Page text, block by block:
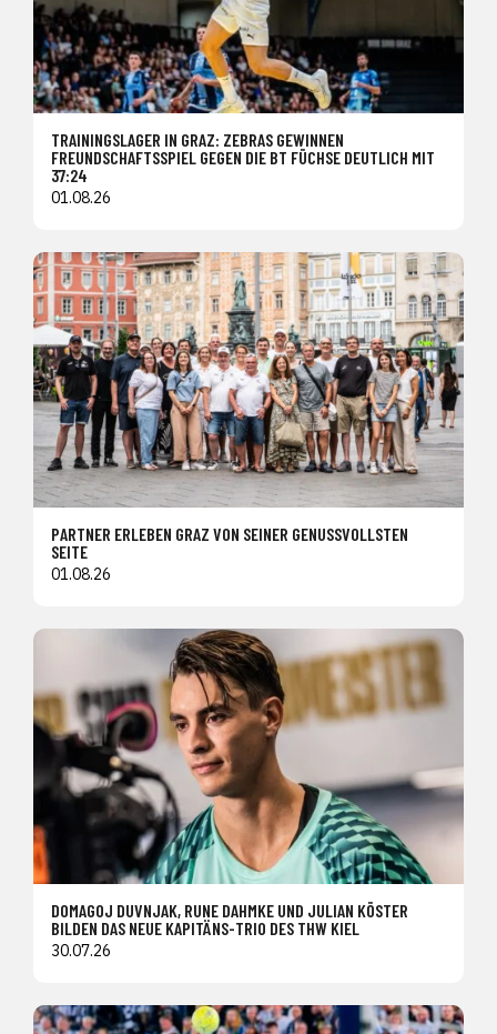
TRAININGSLAGER IN GRAZ: ZEBRAS GEWINNEN
FREUNDSCHAFTSSPIEL GEGEN DIE BT FÜCHSE DEUTLICH MIT
37:24
01.08.26
PARTNER ERLEBEN GRAZ VON SEINER GENUSSVOLLSTEN
SEITE
01.08.26
DOMAGOJ DUVNJAK, RUNE DAHMKE UND JULIAN KÖSTER
BILDEN DAS NEUE KAPITÄNS-TRIO DES THW KIEL
30.07.26